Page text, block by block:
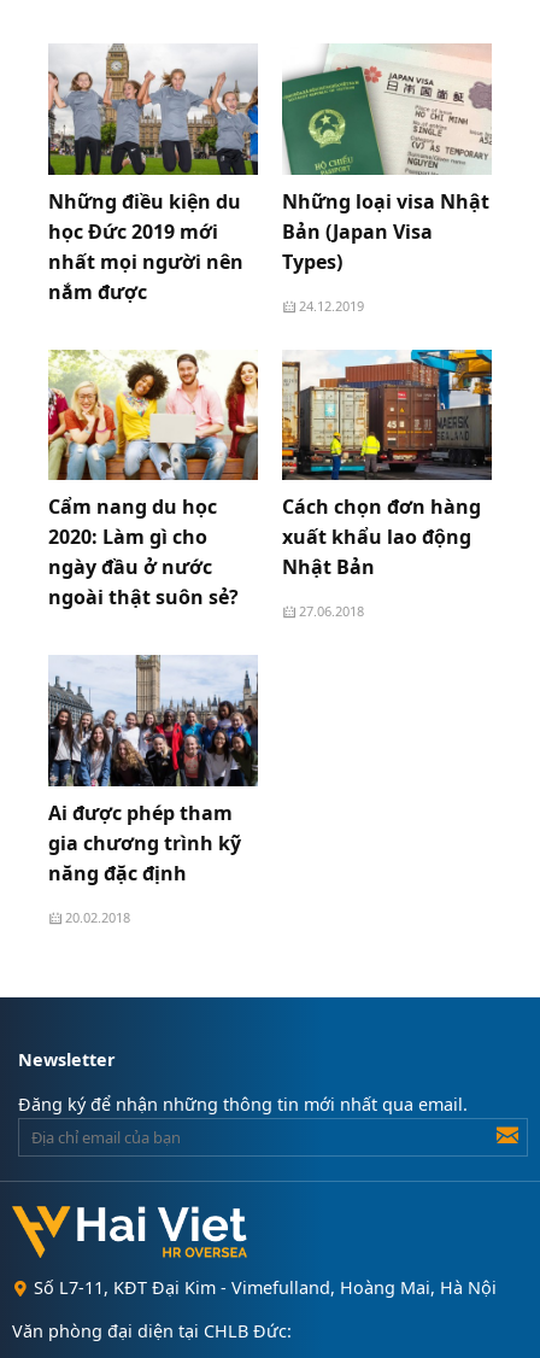
Những điều kiện du
học Đức 2019 mới
nhất mọi người nên
nắm được
Những loại visa Nhật
Bản (Japan Visa
Types)
24.12.2019
Cẩm nang du học
2020: Làm gì cho
ngày đầu ở nước
ngoài thật suôn sẻ?
Cách chọn đơn hàng
xuất khẩu lao động
Nhật Bản
27.06.2018
Ai được phép tham
gia chương trình kỹ
năng đặc định
20.02.2018
Newsletter
Đăng ký để nhận những thông tin mới nhất qua email.
Số L7-11, KĐT Đại Kim - Vimefulland, Hoàng Mai, Hà Nội
Văn phòng đại diện tại CHLB Đức: